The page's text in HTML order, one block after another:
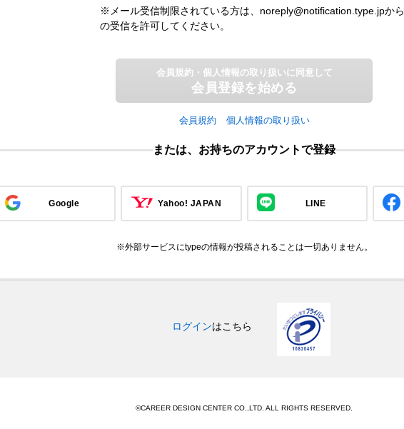
※メール受信制限されている方は、noreply@notification.type.jpから
の受信を許可してください。
会員規約・個人情報の取り扱いに同意して
会員登録を始める
会員規約 個人情報の取り扱い
または、お持ちのアカウントで登録
Google Yahoo! JAPAN LINE
※外部サービスにtypeの情報が投稿されることは一切ありません。
ログインはこちら
©CAREER DESIGN CENTER CO.,LTD. ALL RIGHTS RESERVED.